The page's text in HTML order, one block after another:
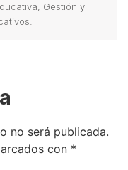
Gestión y
no será publicada.
con *